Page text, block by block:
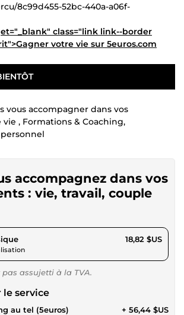
8c99d455-52bc-440a-a06f-
class="link link--border
votre vie sur 5euros.com
vous accompagner dans vos
, Formations & Coaching,
accompagnez dans vos
: vie, travail, couple
pour 17,34 $US 18,82 $US
pas assujetti à la TVA.
le service
au tel (5euros) + 56,44 $US